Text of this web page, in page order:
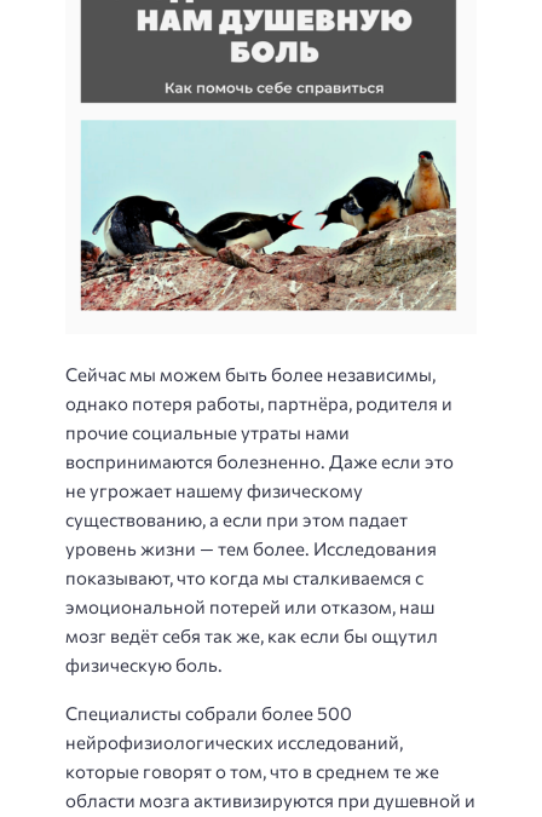
Сейчас мы можем быть более независимы,
однако потеря работы, партнёра, родителя и
прочие социальные утраты нами
воспринимаются болезненно. Даже если это
не угрожает нашему физическому
существованию, а если при этом падает
уровень жизни — тем более. Исследования
показывают, что когда мы сталкиваемся с
эмоциональной потерей или отказом, наш
мозг ведёт себя так же, как если бы ощутил
физическую боль.
Специалисты собрали более 500
нейрофизиологических исследований,
которые говорят о том, что в среднем те же
области мозга активизируются при душевной и